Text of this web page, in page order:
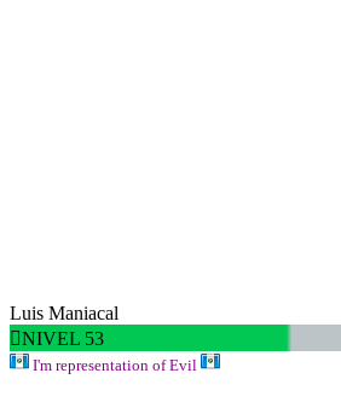
Luis Maniacal
NIVEL 53
I'm representation of Evil